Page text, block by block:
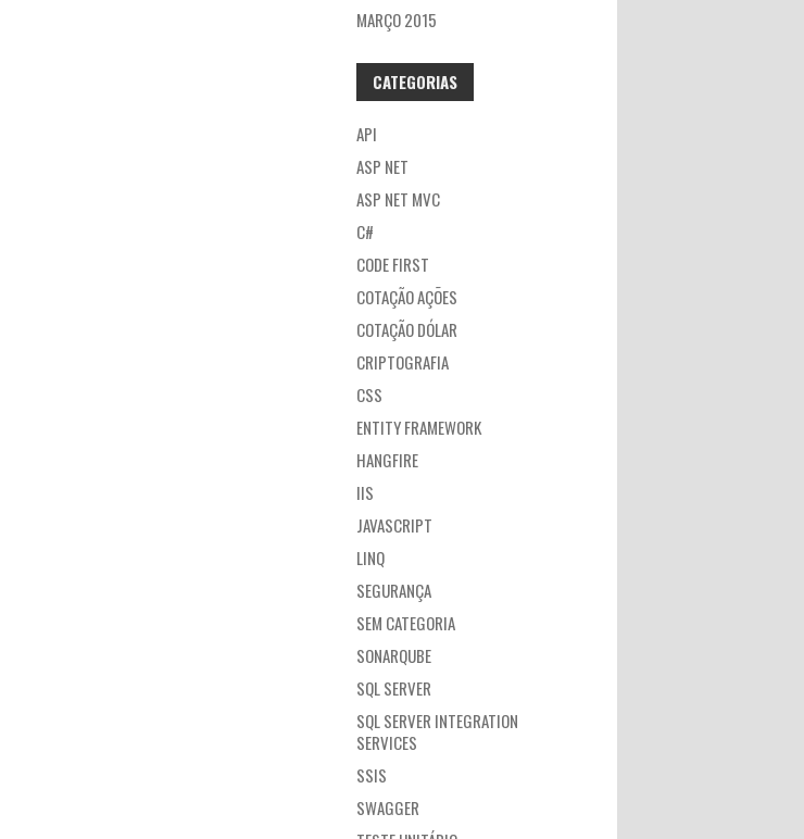
MARÇO 2015
CATEGORIAS
API
ASP NET
ASP NET MVC
C#
CODE FIRST
COTAÇÃO AÇÕES
COTAÇÃO DÓLAR
CRIPTOGRAFIA
CSS
ENTITY FRAMEWORK
HANGFIRE
IIS
JAVASCRIPT
LINQ
SEGURANÇA
SEM CATEGORIA
SONARQUBE
SQL SERVER
SQL SERVER INTEGRATION
SERVICES
SSIS
SWAGGER